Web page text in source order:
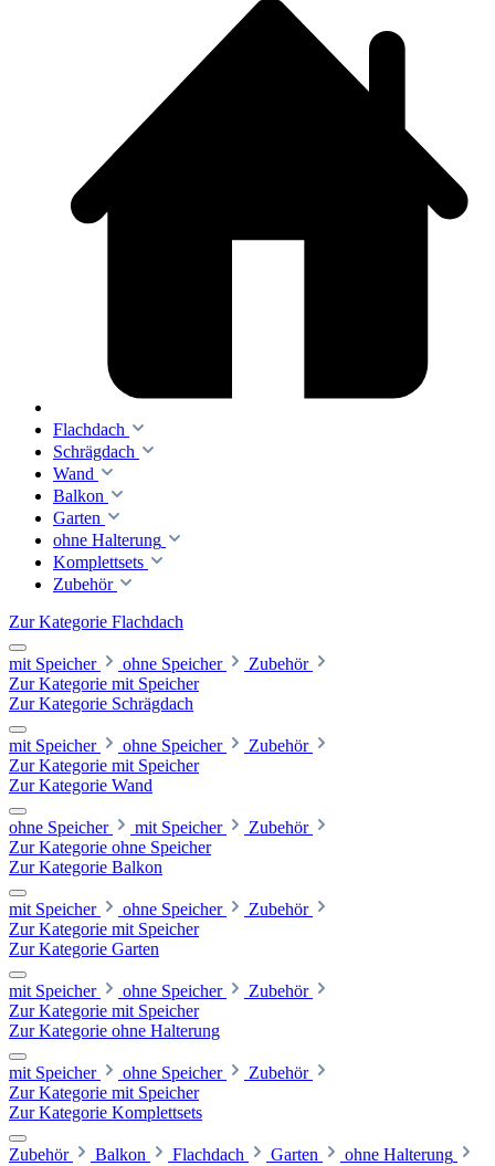
Flachdach
Schrägdach
Wand
Balkon
Garten
ohne Halterung
Komplettsets
Zubehör
Zur Kategorie Flachdach
mit Speicher ohne Speicher
Zubehör
Zur Kategorie mit Speicher
Zur Kategorie Schrägdach
mit Speicher ohne Speicher
Zubehör
Zur Kategorie mit Speicher
Zur Kategorie Wand
ohne Speicher mit Speicher
Zubehör
Zur Kategorie ohne Speicher
Zur Kategorie Balkon
mit Speicher ohne Speicher
Zubehör
Zur Kategorie mit Speicher
Zur Kategorie Garten
mit Speicher ohne Speicher
Zubehör
Zur Kategorie mit Speicher
Zur Kategorie ohne Halterung
mit Speicher ohne Speicher
Zubehör
Zur Kategorie mit Speicher
Zur Kategorie Komplettsets
Zubehör Balkon Flachdach Garten
ohne Halterung